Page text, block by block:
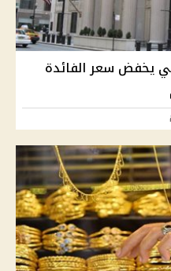
يخفض سعر الفائدة